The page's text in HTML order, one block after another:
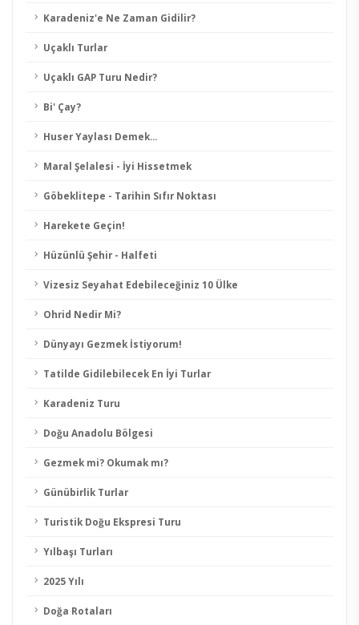
Karadeniz'e Ne Zaman Gidilir?
Uçaklı Turlar
Uçaklı GAP Turu Nedir?
Bi' Çay?
Huser Yaylası Demek...
Maral Şelalesi - İyi Hissetmek
Göbeklitepe - Tarihin Sıfır Noktası
Harekete Geçin!
Hüzünlü Şehir - Halfeti
Vizesiz Seyahat Edebileceğiniz 10 Ülke
Ohrid Nedir Mi?
Dünyayı Gezmek İstiyorum!
Tatilde Gidilebilecek En İyi Turlar
Karadeniz Turu
Doğu Anadolu Bölgesi
Gezmek mi? Okumak mı?
Günübirlik Turlar
Turistik Doğu Ekspresi Turu
Yılbaşı Turları
2025 Yılı
Doğa Rotaları